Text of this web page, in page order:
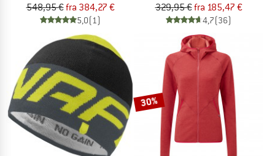
548,95 €fra 384,27 €
5,0(1)
329,95 €fra 185,47 €
4,7(36)
30%